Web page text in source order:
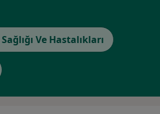
Ve Hastalıkları